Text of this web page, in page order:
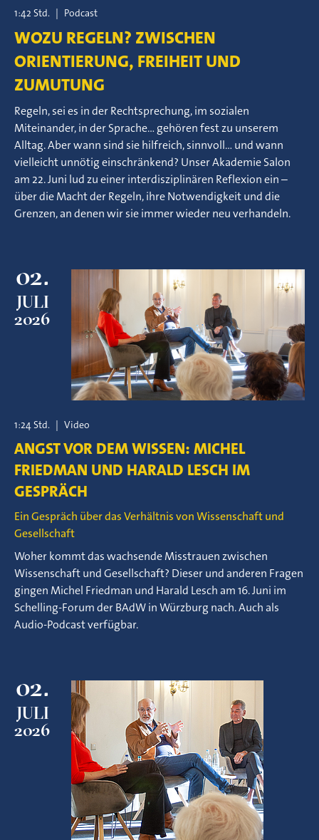
1:42 Std. | Podcast
WOZU REGELN? ZWISCHEN
ORIENTIERUNG, FREIHEIT UND
ZUMUTUNG
Regeln, sei es in der Rechtsprechung, im sozialen
Miteinander, in der Sprache… gehören fest zu unserem
Alltag. Aber wann sind sie hilfreich, sinnvoll… und wann
vielleicht unnötig einschränkend? Unser Akademie Salon
am 22. Juni lud zu einer interdisziplinären Reflexion ein –
über die Macht der Regeln, ihre Notwendigkeit und die
Grenzen, an denen wir sie immer wieder neu verhandeln.
02.
JULI
2026
1:24 Std. | Video
ANGST VOR DEM WISSEN: MICHEL
FRIEDMAN UND HARALD LESCH IM
GESPRÄCH
Ein Gespräch über das Verhältnis von Wissenschaft und
Gesellschaft
Woher kommt das wachsende Misstrauen zwischen
Wissenschaft und Gesellschaft? Dieser und anderen Fragen
gingen Michel Friedman und Harald Lesch am 16. Juni im
Schelling-Forum der BAdW in Würzburg nach. Auch als
Audio-Podcast verfügbar.
02.
JULI
2026